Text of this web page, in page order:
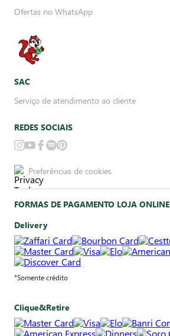
Ofertas no WhatsApp
SAC
Serviço de atendimento ao cliente
REDES SOCIAIS
Preferências de cookies
FORMAS DE PAGAMENTO LOJA ONLINE
Delivery
*Somente crédito
Clique&Retire